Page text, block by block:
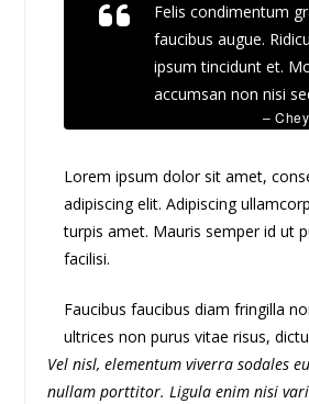
Felis condimentum
faucibus augue.
ipsum tincidunt et.
accumsan non nisi
–
Lorem ipsum dolor sit amet,
adipiscing elit. Adipiscing
turpis amet. Mauris semper id ut
facilisi.
Faucibus faucibus diam fringilla
ultrices non purus vitae risus,
Vel nisl, elementum viverra sodales
nullam porttitor. Ligula enim nisi